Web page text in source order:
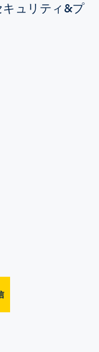
ュリティ&プ